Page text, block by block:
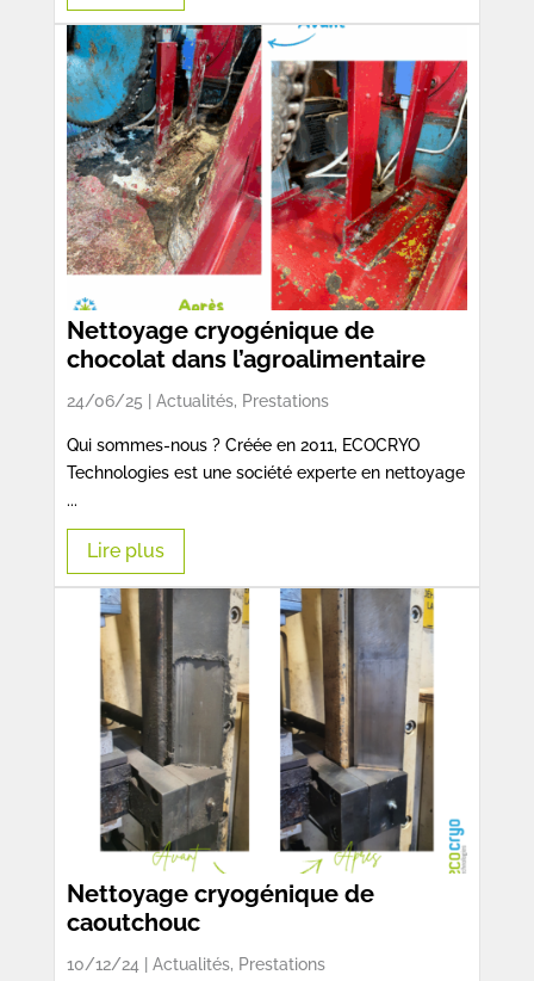
Nettoyage cryogénique de
chocolat dans l’agroalimentaire
24/06/25 | Actualités, Prestations
Qui sommes-nous ? Créée en 2011, ECOCRYO
Technologies est une société experte en nettoyage
...
Lire plus
Nettoyage cryogénique de
caoutchouc
10/12/24 | Actualités, Prestations